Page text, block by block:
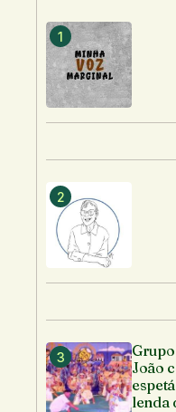
João
lenda